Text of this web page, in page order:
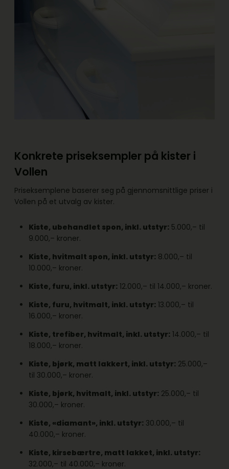
Konkrete priseksempler på kister i
Vollen
Priseksemplene baserer seg på gjennomsnittlige priser i
Vollen på et utvalg av kister.
Kiste, ubehandlet spon, inkl. utstyr: 5.000,– til
9.000,– kroner.
Kiste, hvitmalt spon, inkl. utstyr: 8.000,– til
10.000,– kroner.
Kiste, furu, inkl. utstyr: 12.000,– til 14.000,– kroner.
Kiste, furu, hvitmalt, inkl. utstyr: 13.000,– til
16.000,– kroner.
Kiste, trefiber, hvitmalt, inkl. utstyr: 14.000,– til
18.000,– kroner.
Kiste, bjørk, matt lakkert, inkl. utstyr: 25.000,–
til 30.000,– kroner.
Kiste, bjørk, hvitmalt, inkl. utstyr: 25.000,– til
30.000,– kroner.
Kiste, «diamant», inkl. utstyr: 30.000,– til
40.000,– kroner.
Kiste, kirsebærtre, matt lakket, inkl. utstyr:
32.000,– til 40.000,– kroner.